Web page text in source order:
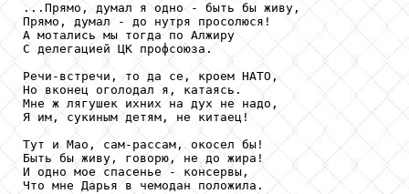
...Прямо, думал я одно - быть бы живу,
Прямо, думал - до нутря просолюся!
А мотались мы тогда по Алжиру
С делегацией ЦК профсоюза.
Речи-встречи, то да се, кроем НАТО,
Но вконец оголодал я, катаясь.
Мне ж лягушек ихних на дух не надо,
Я им, сукиным детям, не китаец!
Тут и Мао, сам-рассам, окосел бы!
Быть бы живу, говорю, не до жира!
И одно мое спасенье - консервы,
Что мне Дарья в чемодан положила.